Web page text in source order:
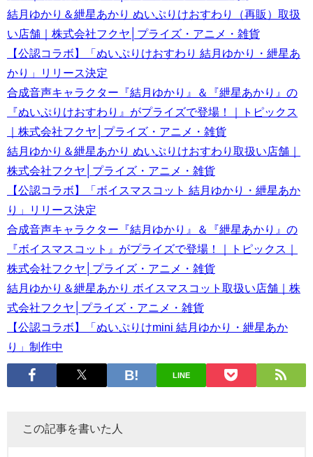
結月ゆかり＆紲星あかり ぬいぷりけおすわり（再販）取扱
い店舗｜株式会社フクヤ│プライズ・アニメ・雑貨
【公認コラボ】「ぬいぷりけおすわり 結月ゆかり・紲星あ
かり」リリース決定
合成音声キャラクター『結月ゆかり』＆『紲星あかり』の
『ぬいぷりけおすわり』がプライズで登場！｜トピックス
｜株式会社フクヤ│プライズ・アニメ・雑貨
結月ゆかり＆紲星あかり ぬいぷりけおすわり取扱い店舗｜
株式会社フクヤ│プライズ・アニメ・雑貨
【公認コラボ】「ボイスマスコット 結月ゆかり・紲星あか
り」リリース決定
合成音声キャラクター『結月ゆかり』＆『紲星あかり』の
『ボイスマスコット』がプライズで登場！｜トピックス｜
株式会社フクヤ│プライズ・アニメ・雑貨
結月ゆかり＆紲星あかり ボイスマスコット取扱い店舗｜株
式会社フクヤ│プライズ・アニメ・雑貨
【公認コラボ】「ぬいぷりけmini 結月ゆかり・紲星あか
り」制作中
LINE
この記事を書いた人